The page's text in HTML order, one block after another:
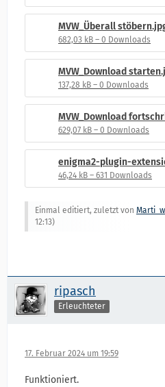
MVW_Überall
682,03 kB – 0 Downloads
MVW_Download
137,28 kB – 0 Downloads
MVW_Download
629,07 kB – 0 Downloads
46,24 kB – 631 Downloads
Einmal editiert, zuletzt von
12:13)
ripasch
Erleuchteter
17. Februar 2024 um 19:59
Funktioniert.